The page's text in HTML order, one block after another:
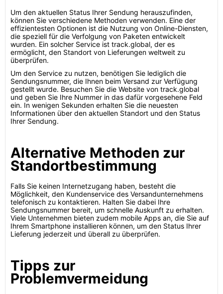
Um den aktuellen Status Ihrer Sendung herauszufinden,
können Sie verschiedene Methoden verwenden. Eine der
effizientesten Optionen ist die Nutzung von Online-Diensten,
die speziell für die Verfolgung von Paketen entwickelt
wurden. Ein solcher Service ist track.global, der es
ermöglicht, den Standort von Lieferungen weltweit zu
überprüfen.
Um den Service zu nutzen, benötigen Sie lediglich die
Sendungsnummer, die Ihnen beim Versand zur Verfügung
gestellt wurde. Besuchen Sie die Website von track.global
und geben Sie Ihre Nummer in das dafür vorgesehene Feld
ein. In wenigen Sekunden erhalten Sie die neuesten
Informationen über den aktuellen Standort und den Status
Ihrer Sendung.
Alternative Methoden zur
Standortbestimmung
Falls Sie keinen Internetzugang haben, besteht die
Möglichkeit, den Kundenservice des Versandunternehmens
telefonisch zu kontaktieren. Halten Sie dabei Ihre
Sendungsnummer bereit, um schnelle Auskunft zu erhalten.
Viele Unternehmen bieten zudem mobile Apps an, die Sie auf
Ihrem Smartphone installieren können, um den Status Ihrer
Lieferung jederzeit und überall zu überprüfen.
Tipps zur
Problemvermeidung